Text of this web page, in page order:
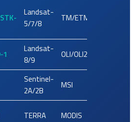
Landsat-
5/7/8
TM/ETM/OLI
1
Landsat-
8/9
OLI/OLI2
Sentinel-
2A/2B
MSI
TERRA MODIS